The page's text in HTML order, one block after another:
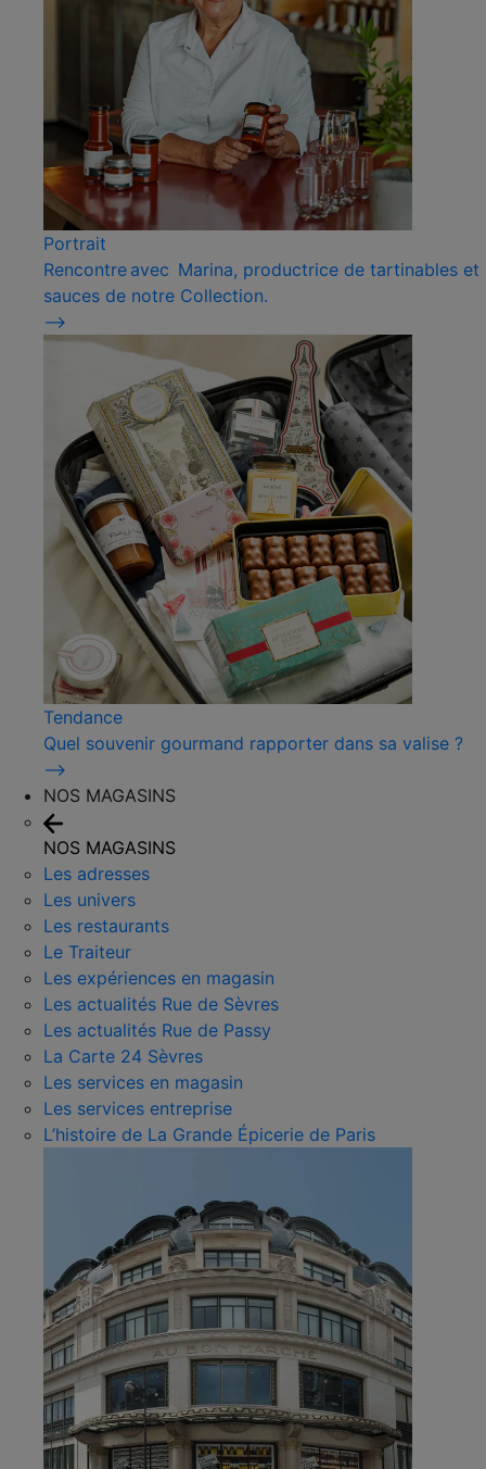
Portrait
Rencontre avec Marina, productrice de tartinables et
sauces de notre Collection.
⟶
Tendance
Quel souvenir gourmand rapporter dans sa valise ?
⟶
NOS MAGASINS
NOS MAGASINS
Les adresses
Les univers
Les restaurants
Le Traiteur
Les expériences en magasin
Les actualités Rue de Sèvres
Les actualités Rue de Passy
La Carte 24 Sèvres
Les services en magasin
Les services entreprise
L’histoire de La Grande Épicerie de Paris